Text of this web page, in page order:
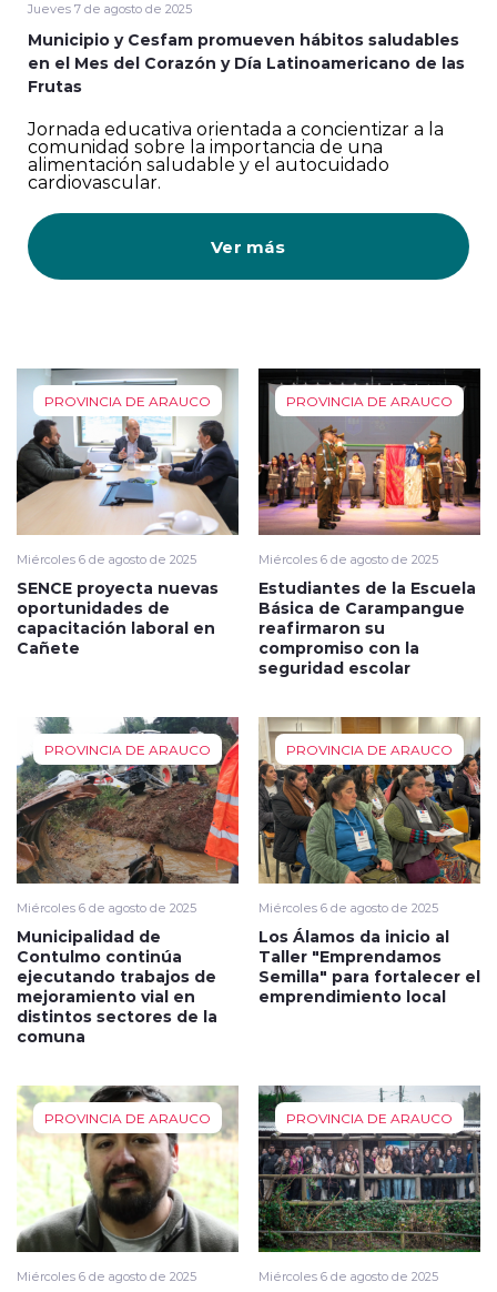
Jueves 7 de agosto de 2025
Municipio y Cesfam promueven hábitos saludables
en el Mes del Corazón y Día Latinoamericano de las
Frutas
Jornada educativa orientada a concientizar a la
comunidad sobre la importancia de una
alimentación saludable y el autocuidado
cardiovascular.
Ver más
PROVINCIA DE ARAUCO
Miércoles 6 de agosto de 2025
SENCE proyecta nuevas
oportunidades de
capacitación laboral en
Cañete
PROVINCIA DE ARAUCO
Miércoles 6 de agosto de 2025
Estudiantes de la Escuela
Básica de Carampangue
reafirmaron su
compromiso con la
seguridad escolar
PROVINCIA DE ARAUCO
Miércoles 6 de agosto de 2025
Municipalidad de
Contulmo continúa
ejecutando trabajos de
mejoramiento vial en
distintos sectores de la
comuna
PROVINCIA DE ARAUCO
Miércoles 6 de agosto de 2025
Los Álamos da inicio al
Taller "Emprendamos
Semilla" para fortalecer el
emprendimiento local
PROVINCIA DE ARAUCO
Miércoles 6 de agosto de 2025
PROVINCIA DE ARAUCO
Miércoles 6 de agosto de 2025